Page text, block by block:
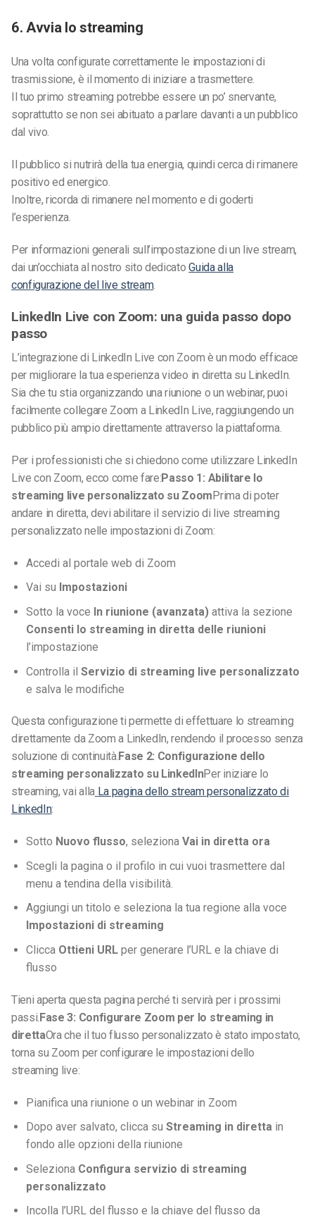
6. Avvia lo streaming
Una volta configurate correttamente le impostazioni di
trasmissione, è il momento di iniziare a trasmettere.
Il tuo primo streaming potrebbe essere un po’ snervante,
soprattutto se non sei abituato a parlare davanti a un pubblico
dal vivo.
Il pubblico si nutrirà della tua energia, quindi cerca di rimanere
positivo ed energico.
Inoltre, ricorda di rimanere nel momento e di goderti
l’esperienza.
Per informazioni generali sull’impostazione di un live stream,
dai un’occhiata al nostro sito dedicatoGuida alla
configurazione del live stream.
LinkedIn Live con Zoom: una guida passo dopo
passo
L’integrazione di LinkedIn Live con Zoom è un modo efficace
per migliorare la tua esperienza video in diretta su LinkedIn.
Sia che tu stia organizzando una riunione o un webinar, puoi
facilmente collegare Zoom a LinkedIn Live, raggiungendo un
pubblico più ampio direttamente attraverso la piattaforma.
Per i professionisti che si chiedono come utilizzare LinkedIn
Live con Zoom, ecco come fare:Passo 1: Abilitare lo
streaming live personalizzato su ZoomPrima di poter
andare in diretta, devi abilitare il servizio di live streaming
personalizzato nelle impostazioni di Zoom:
Accedi al portale web di Zoom
Vai su Impostazioni
Sotto la voce In riunione (avanzata)attiva la sezione
Consenti lo streaming in diretta delle riunioni
l’impostazione
Controlla il Servizio di streaming live personalizzato
e salva le modifiche
Questa configurazione ti permette di effettuare lo streaming
direttamente da Zoom a LinkedIn, rendendo il processo senza
soluzione di continuità.Fase 2: Configurazione dello
streaming personalizzato su LinkedInPer iniziare lo
streaming, vai alla La pagina dello stream personalizzato di
LinkedIn:
Sotto Nuovo flusso, seleziona Vai in diretta ora
Scegli la pagina o il profilo in cui vuoi trasmettere dal
menu a tendina della visibilità.
Aggiungi un titolo e seleziona la tua regione alla voce
Impostazioni di streaming
Clicca Ottieni URLper generare l’URL e la chiave di
flusso
Tieni aperta questa pagina perché ti servirà per i prossimi
passi.Fase 3: Configurare Zoom per lo streaming in
direttaOra che il tuo flusso personalizzato è stato impostato,
torna su Zoom per configurare le impostazioni dello
streaming live:
Pianifica una riunione o un webinar in Zoom
Dopo aver salvato, clicca su Streaming in direttain
fondo alle opzioni della riunione
Seleziona Configura servizio di streaming
personalizzato
Incolla l’URL del flusso e la chiave del flusso da